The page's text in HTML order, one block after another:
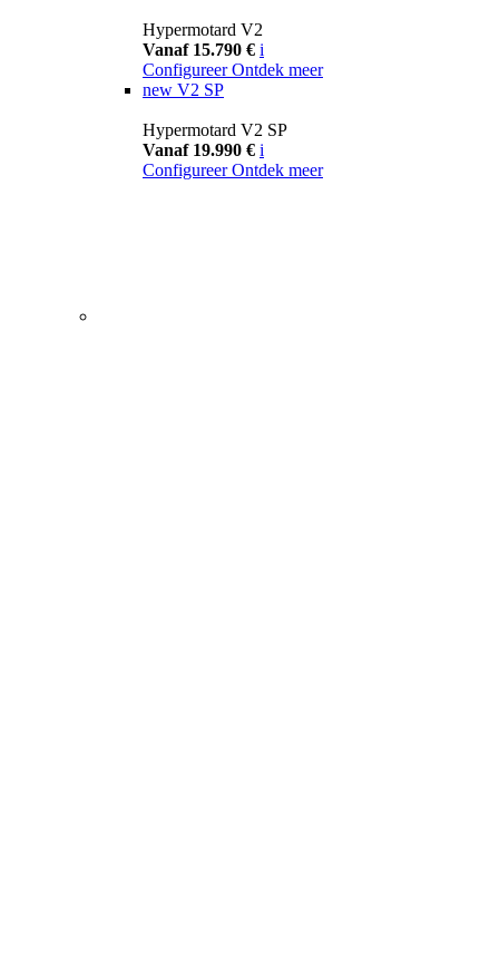
Hypermotard V2
Vanaf 15.790 € i
Configureer Ontdek meer
new V2 SP
Hypermotard V2 SP
Vanaf 19.990 € i
Configureer Ontdek meer